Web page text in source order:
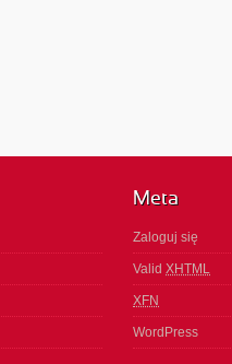
Meta
Zaloguj się
Valid XHTML
XFN
WordPress